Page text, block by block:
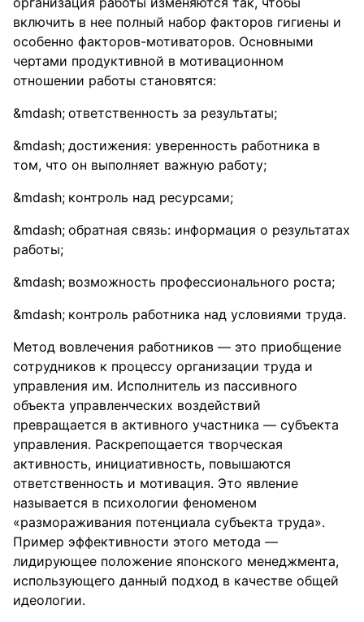
включить в нее полный набор факторов гигиены и
особенно факторов-мотиваторов. Основными
чертами продуктивной в мотивационном
отношении работы становятся:
ответственность за результаты;
достижения: уверенность работника в
том, что он выполняет важную работу;
контроль над ресурсами;
обратная связь: информация о результатах
работы;
возможность профессионального роста;
контроль работника над условиями труда.
Метод вовлечения работников — это приобщение
сотрудников к процессу организации труда и
управления им. Исполнитель из пассивного
объекта управленческих воздействий
превращается в активного участника — субъекта
управления. Раскрепощается творческая
активность, инициативность, повышаются
ответственность и мотивация. Это явление
называется в психологии феноменом
«размораживания потенциала субъекта труда».
Пример эффективности этого метода —
лидирующее положение японского менеджмента,
использующего данный подход в качестве общей
идеологии.